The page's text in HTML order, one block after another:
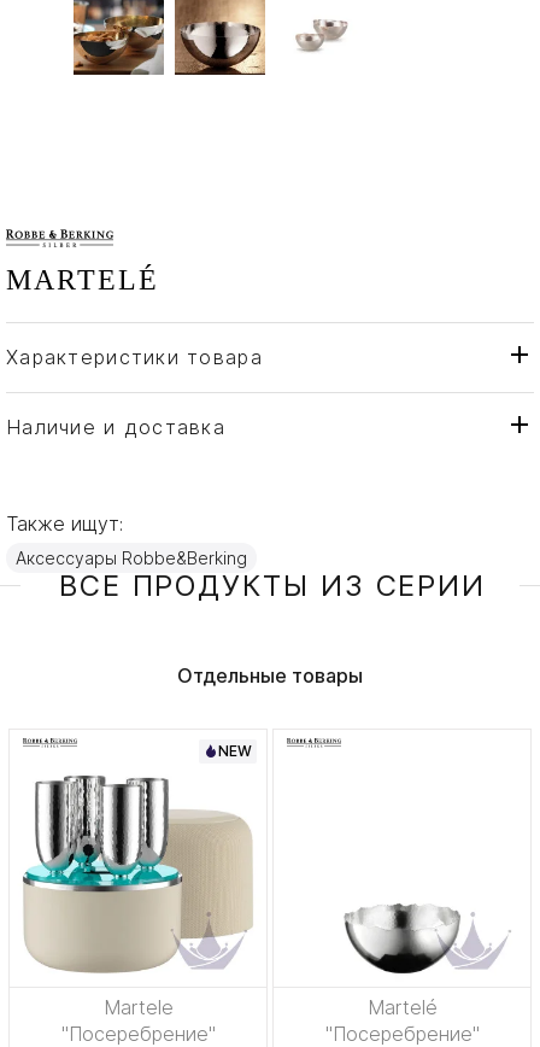
MARTELÉ
Характеристики товара
Бренд
Robbe & Berking
Страна производителя
Наличие и доставка
Также ищут:
Аксессуары Robbe&Berking
ВСЕ ПРОДУКТЫ ИЗ СЕРИИ
Отдельные товары
NEW
Martele
"Посеребрение"
Martelé
"Посеребрение"